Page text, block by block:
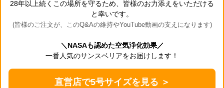
28年以上続くこの場所を守るため、皆様のお力添えをいただける
と幸いです。
(皆様のご注文が、このQ&Aの維持やYouTube動画の支えになります)
＼NASAも認めた空気浄化効果／
一番人気のサンスベリアをお届けします！
直営店で5号サイズを見る ＞